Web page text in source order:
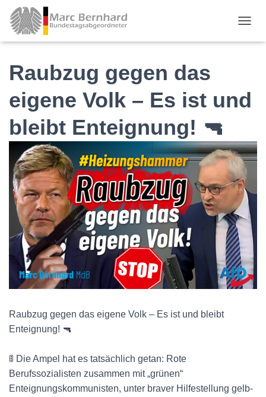
Raubzug gegen das
eigene Volk – Es ist und
bleibt Enteignung! 🔫
Raubzug gegen das eigene Volk – Es ist und bleibt
Enteignung! 🔫
🚦 Die Ampel hat es tatsächlich getan: Rote
Berufssozialisten zusammen mit „grünen“
Enteignungskommunisten, unter braver Hilfestellung gelb-